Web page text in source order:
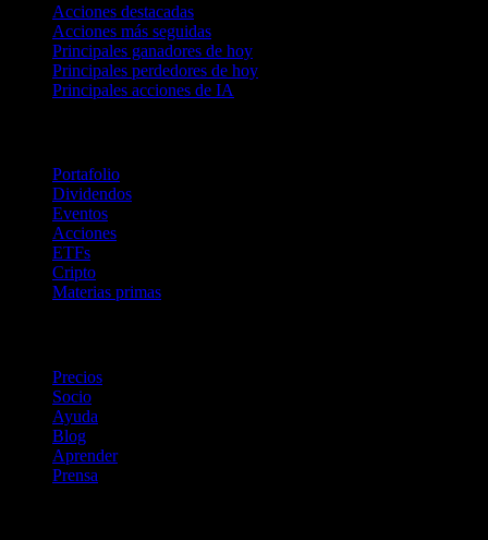
Acciones destacadas
Acciones más seguidas
Principales ganadores de hoy
Principales perdedores de hoy
Principales acciones de IA
Portafolio
Dividendos
Eventos
Acciones
ETFs
Cripto
Materias primas
Precios
Socio
Ayuda
Blog
Aprender
Prensa